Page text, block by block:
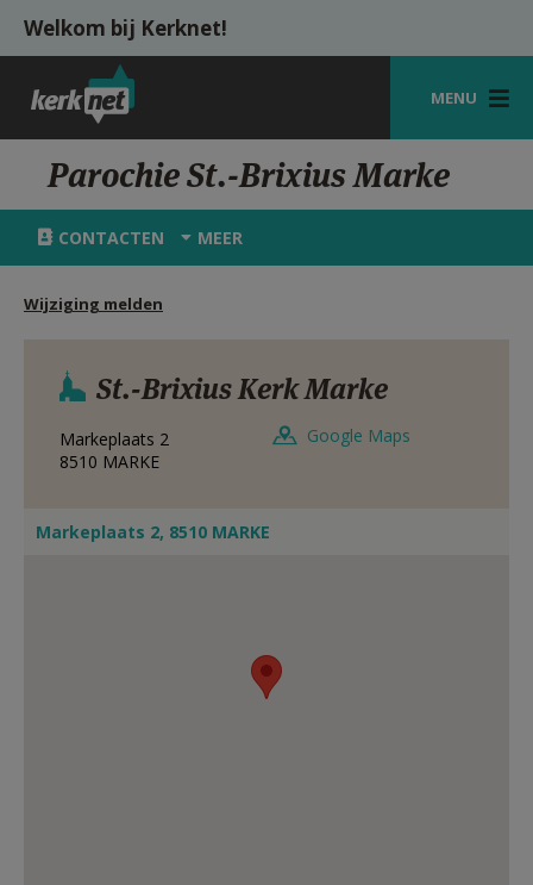
Overslaan en naar de inhoud gaan
Welkom bij Kerknet!
MENU
STARTPAGINA
KERK
VIERINGEN
SHOP
MIJN PAROCHIE
Parochie St.-Brixius Marke
CONTACTEN MEER
Wijziging melden
St.-Brixius Kerk Marke
Markeplaats 2
8510 MARKE
Google Maps
Markeplaats 2, 8510 MARKE